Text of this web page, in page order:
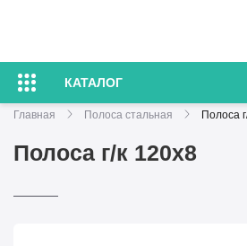
КАТАЛОГ
Главная Полоса стальная Полоса
Полоса г/к 120х8